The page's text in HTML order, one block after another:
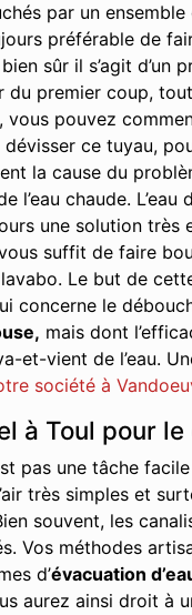
par un
préférable de
sûr il s’agit
premier coup,
pouvez
ce tuyau,
la cause du
l’eau chaude.
une solution
suffit de faire
Le but de
concerne le
mais dont
et-vient de l’eau.
société à
à Toul pour
pas une tâche
très simples et
souvent, les
Vos méthodes
d’évacuation
aurez ainsi droit